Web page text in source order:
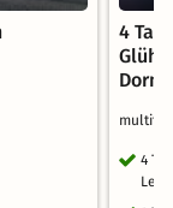
4
Dorm
4